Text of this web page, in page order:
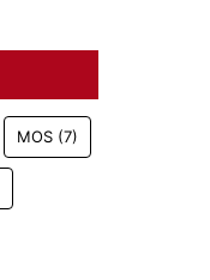
MOS (7)